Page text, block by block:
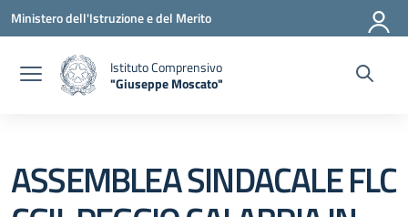
Vai ai contenuti
Vai al menu di navigazione
Vai al footer
Ministero dell'Istruzione e del Merito
Istituto Comprensivo
"Giuseppe Moscato"
ASSEMBLEA SINDACALE FLC